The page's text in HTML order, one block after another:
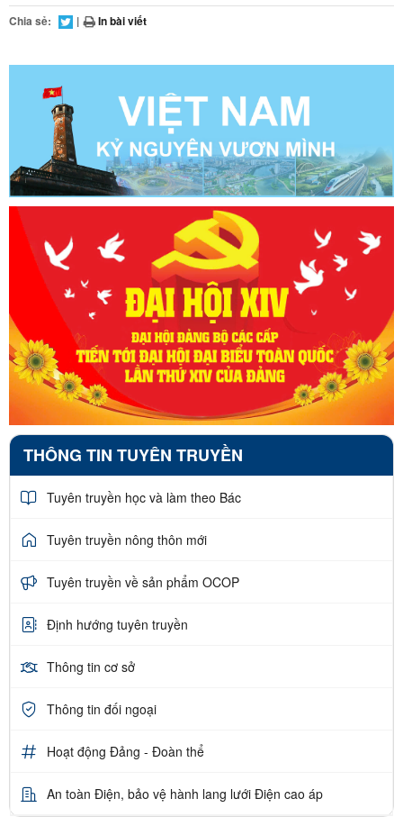
Chia sẻ: | In bài viết
THÔNG TIN TUYÊN TRUYỀN
Tuyên truyền học và làm theo Bác
Tuyên truyền nông thôn mới
Tuyên truyền về sản phẩm OCOP
Định hướng tuyên truyền
Thông tin cơ sở
Thông tin đối ngoại
Hoạt động Đảng - Đoàn thể
An toàn Điện, bảo vệ hành lang lưới Điện cao áp